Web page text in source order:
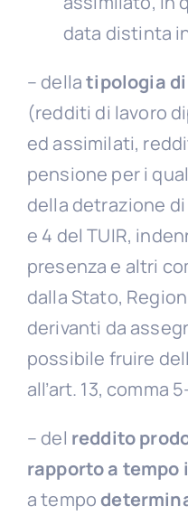
data distinta
– dellatipologia
(redditi di lavoro
ed assimilati,
pensione per i
della detrazione di
e 4 del TUIR,
presenza e altri
dalla Stato,
derivanti da
possibile fruire
all’art. 13, comma
– del reddito
rapporto a
a tempo